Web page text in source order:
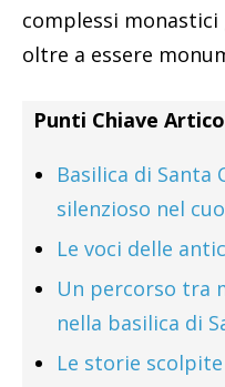
complessi
oltre a essere
Punti Chiave
Basilica di Santa
silenzioso nel
Le voci delle
Un percorso tra
nella basilica di
Le storie